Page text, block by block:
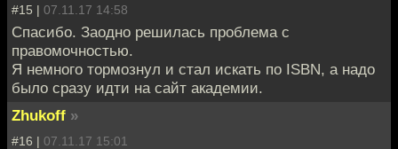
#15 | 07.11.17 14:58
Спасибо. Заодно решилась проблема с
правомочностью.
Я немного тормознул и стал искать по ISBN, а надо
было сразу идти на сайт академии.
Zhukoff »
#16 | 07.11.17 15:01